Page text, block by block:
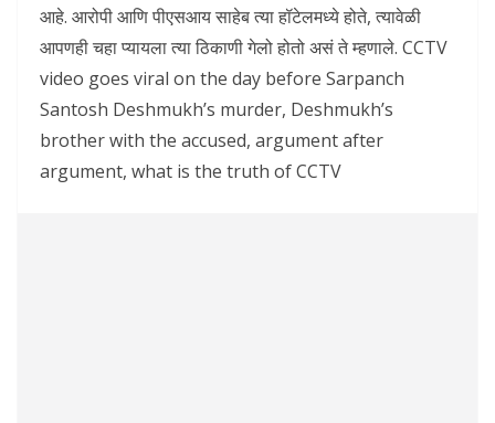
आहे. आरोपी आणि पीएसआय साहेब त्या हॉटेलमध्ये होते, त्यावेळी
आपणही चहा प्यायला त्या ठिकाणी गेलो होतो असं ते म्हणाले. CCTV
video goes viral on the day before Sarpanch
Santosh Deshmukh’s murder, Deshmukh’s
brother with the accused, argument after
argument, what is the truth of CCTV